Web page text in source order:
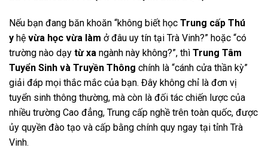
Nếu bạn đang băn khoăn “không biết học Trung cấp Thú
y hệ vừa học vừa làm ở đâu uy tín tại Trà Vinh?” hoặc “có
trường nào dạy từ xa ngành này không?”, thì Trung Tâm
Tuyển Sinh và Truyền Thông chính là “cánh cửa thần kỳ”
giải đáp mọi thắc mắc của bạn. Đây không chỉ là đơn vị
tuyển sinh thông thường, mà còn là đối tác chiến lược của
nhiều trường Cao đẳng, Trung cấp nghề trên toàn quốc, được
ủy quyền đào tạo và cấp bằng chính quy ngay tại tỉnh Trà
Vinh.